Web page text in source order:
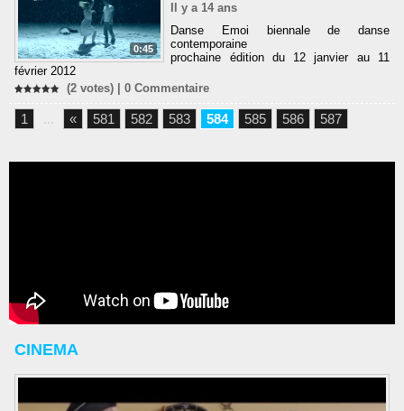
0:45
Il y a 14 ans
Danse Emoi biennale de danse
contemporaine
prochaine édition du 12 janvier au 11
février 2012
(2 votes) | 0 Commentaire
1 ... « 581 582 583 584 585 586 587
CINEMA